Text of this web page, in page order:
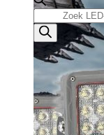
Producten
zoeken